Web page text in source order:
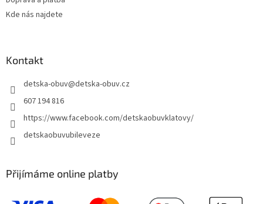
Kde nás najdete
Kontakt
detska-obuv@detska-obuv.cz
607 194 816
https://www.facebook.com/detskaobuvklatovy/
detskaobuvubileveze
Přijímáme online platby